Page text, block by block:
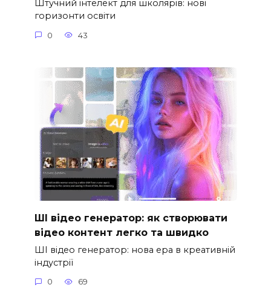
Штучний інтелект для школярів: нові
горизонти освіти
0 43
ШІ відео генератор: як створювати
відео контент легко та швидко
ШІ відео генератор: нова ера в креативній
індустрії
0 69